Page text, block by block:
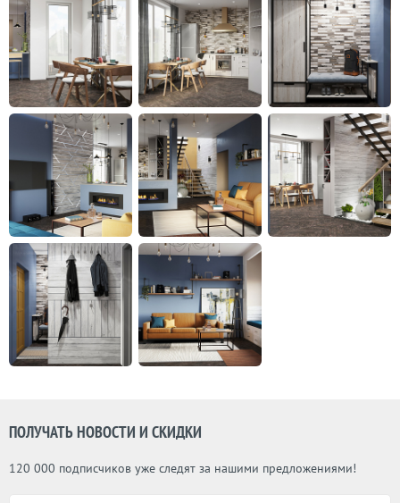
ПОЛУЧАТЬ НОВОСТИ И СКИДКИ
120 000 подписчиков уже следят за нашими предложениями!